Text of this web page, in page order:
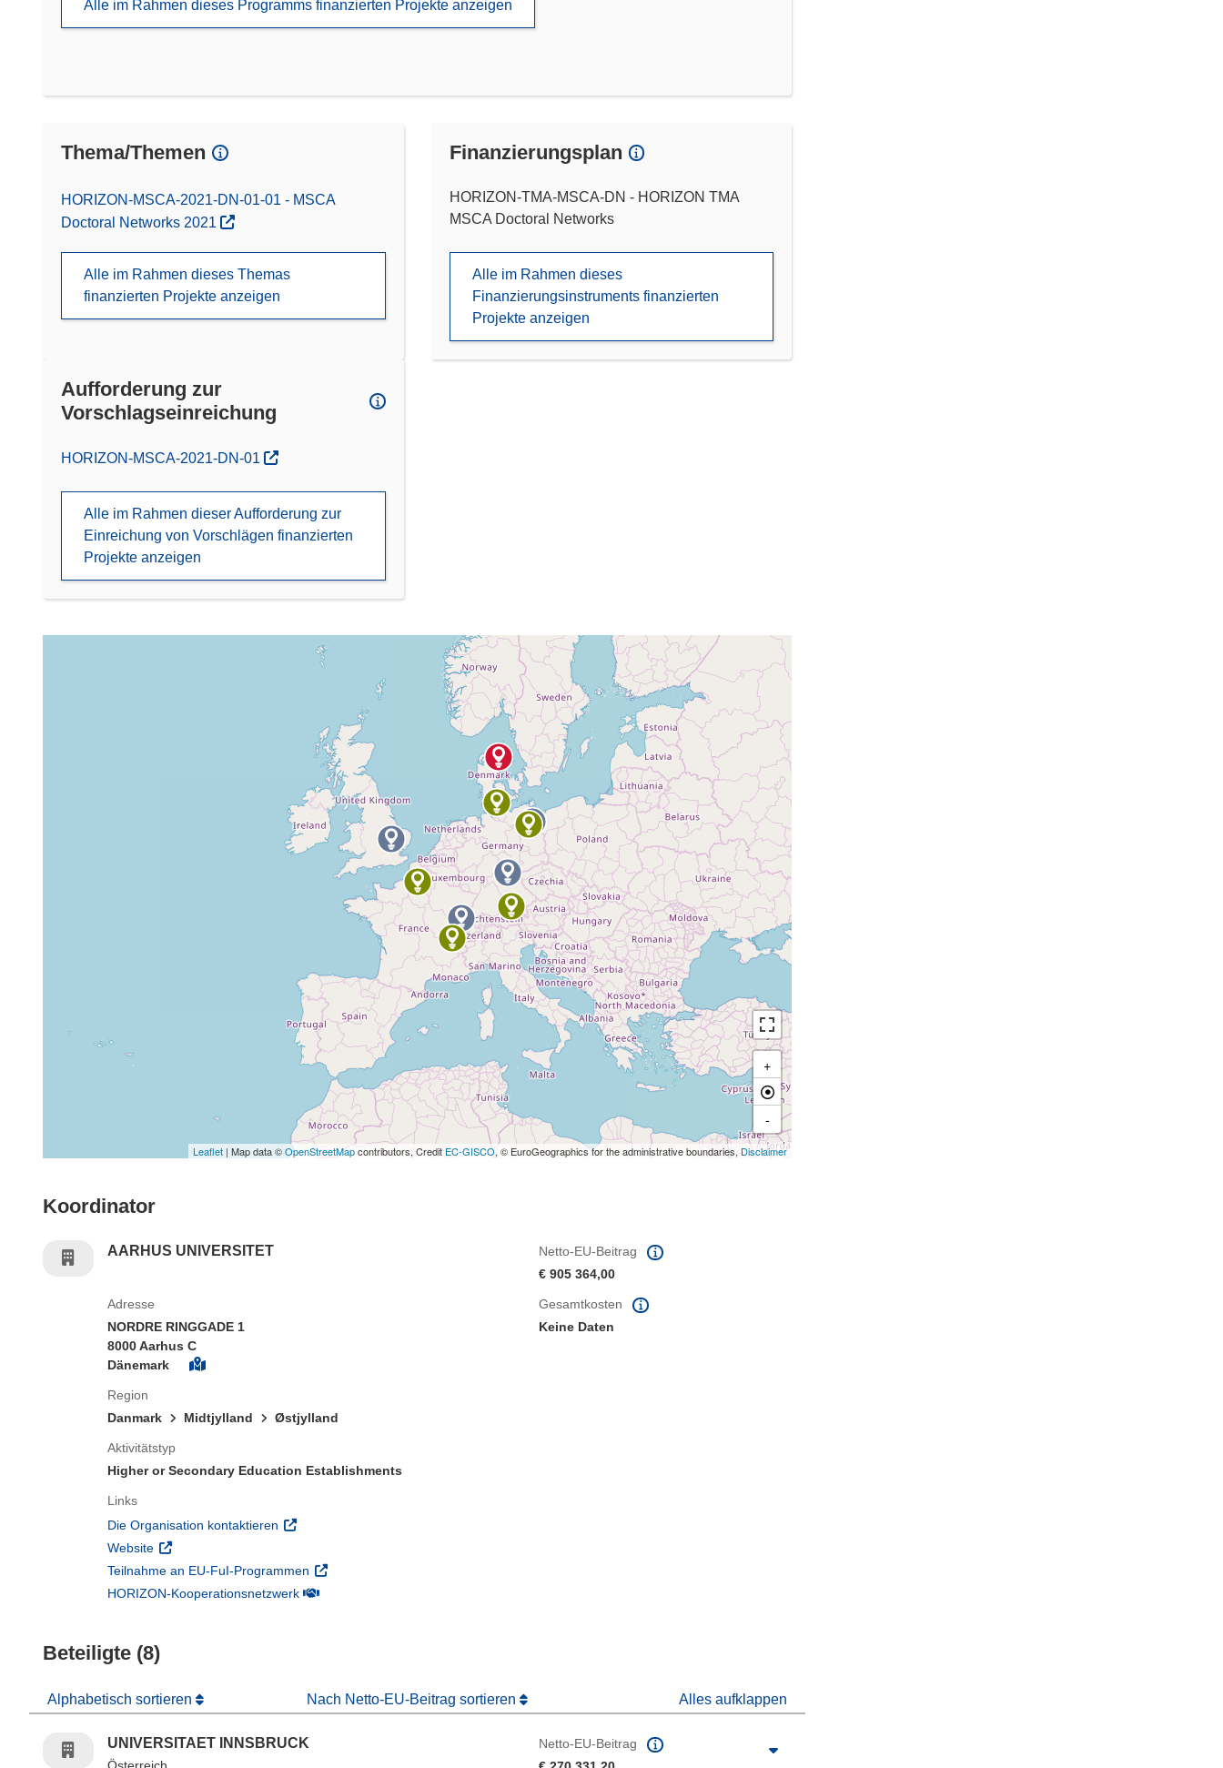
Alle im Rahmen dieses Programms finanzierten Projekte anzeigen
Thema/Themen
HORIZON-MSCA-2021-DN-01-01 - MSCA
Doctoral Networks 2021
Alle im Rahmen dieses Themas
finanzierten Projekte anzeigen
Finanzierungsplan
HORIZON-TMA-MSCA-DN - HORIZON TMA
MSCA Doctoral Networks
Alle im Rahmen dieses
Finanzierungsinstruments finanzierten
Projekte anzeigen
Aufforderung zur
Vorschlagseinreichung
(öffnet in neuem Fenster)
HORIZON-MSCA-2021-DN-01
Alle im Rahmen dieser Aufforderung zur
Einreichung von Vorschlägen finanzierten
Projekte anzeigen
+
-
Leaflet | Map data ©OpenStreetMapcontributors, Credit EC-GISCO, © EuroGeographics for the administrative boundaries, Disclaimer
Koordinator
AARHUS UNIVERSITET
Netto-EU-Beitrag
€ 905 364,00
Adresse
NORDRE RINGGADE 1
8000 Aarhus C
Dänemark
Region
Danmark
Midtjylland Østjylland
Aktivitätstyp
Higher or Secondary Education Establishments
Links
Die Organisation kontaktieren (öffnet in neuem Fenster)
Website (öffnet in neuem Fenster)
Teilnahme an EU-FuI-Programmen (öffnet in neuem Fenster)
HORIZON-Kooperationsnetzwerk(öffnet in neuem Fenster)
Gesamtkosten
Keine Daten
Beteiligte (8)
Alphabetisch sortieren Nach Netto-EU-Beitrag sortieren Alles aufklappen
UNIVERSITAET INNSBRUCK
Netto-EU-Beitrag